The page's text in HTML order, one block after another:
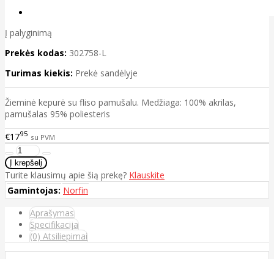
Į palyginimą
Prekės kodas: 302758-L
Turimas kiekis: Prekė sandėlyje
Žieminė kepurė su fliso pamušalu. Medžiaga: 100% akrilas,
pamušalas 95% poliesteris
€1795 su PVM
Turite klausimų apie šią prekę? Klauskite
Gamintojas: Norfin
Aprašymas
Specifikacija
(0) Atsiliepimai